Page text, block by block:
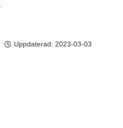
Uppdaterad: 2023-03-03